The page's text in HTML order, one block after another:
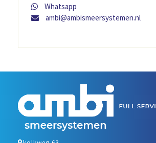
Whatsapp
ambi@ambismeersystemen.nl